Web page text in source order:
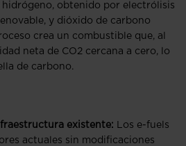
obtenido por electrólisis
y dióxido de carbono
crea un combustible que, al
neta de CO2 cercana a cero, lo
de carbono.
existente: Los e-fuels
actuales sin modificaciones